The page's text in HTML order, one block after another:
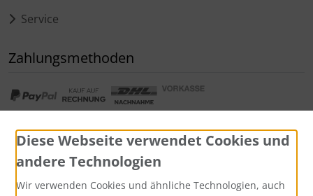
Service
Zahlungsmethoden
Diese Webseite verwendet Cookies und
andere Technologien
Wir verwenden Cookies und ähnliche Technologien, auch